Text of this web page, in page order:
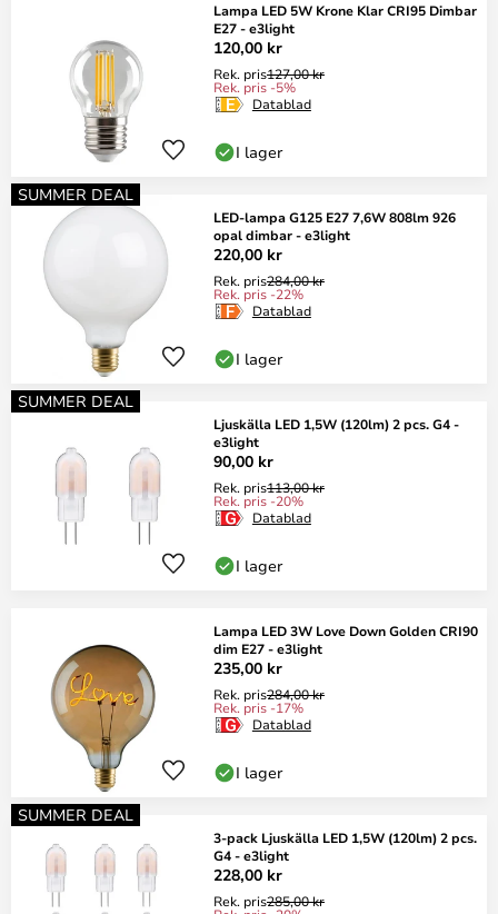
Lampa LED 5W Krone Klar CRI95 Dimbar
E27 - e3light
120,00 kr
Rek. pris127,00 kr
Rek. pris -5%
Datablad
I lager
SUMMER DEAL
LED-lampa G125 E27 7,6W 808lm 926
opal dimbar - e3light
220,00 kr
Rek. pris284,00 kr
Rek. pris -22%
Datablad
I lager
SUMMER DEAL
Ljuskälla LED 1,5W (120lm) 2 pcs. G4 -
e3light
90,00 kr
Rek. pris113,00 kr
Rek. pris -20%
Datablad
I lager
Lampa LED 3W Love Down Golden CRI90
dim E27 - e3light
235,00 kr
Rek. pris284,00 kr
Rek. pris -17%
Datablad
I lager
SUMMER DEAL
3-pack Ljuskälla LED 1,5W (120lm) 2 pcs.
G4 - e3light
228,00 kr
Rek. pris285,00 kr